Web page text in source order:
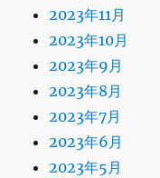
2023年11月
2023年10月
2023年9月
2023年8月
2023年7月
2023年6月
2023年5月